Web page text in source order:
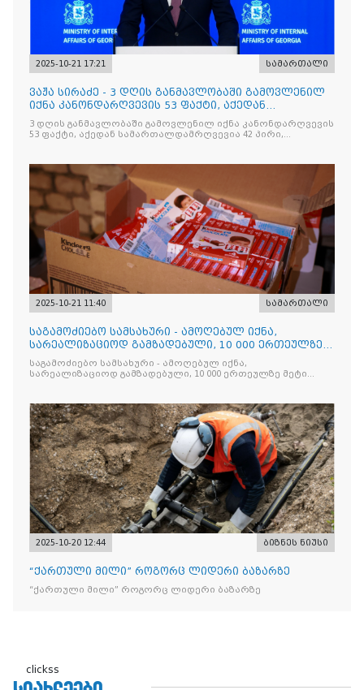
2025-10-21 17:21 სამართალი
ვაჟა სირაძე - 3 დღის განმავლობაში გამოვლენილ
იქნა კანონდარღვევის 53 ფაქტი, აქედან
სამართალდამრღვევია
3 დღის განმავლობაში გამოვლენილ იქნა კანონდარღვევის
53 ფაქტი, აქედან სამართალდამრღვევია 42 პირი,
2025-10-21 11:40 სამართალი
საგამოძიებო სამსახური - ამოღებულ იქნა,
სარეალიზაციოდ გამზადებული, 10 000 ერთეულზე
მეტი „Jacobs Monar
საგამოძიებო სამსახური - ამოღებულ იქნა,
სარეალიზაციოდ გამზადებული, 10 000 ერთეულზე მეტი
„Raffaello”-ს სასაქონლო ნიშნით უკანონო ნიშანდებული
ტკბილეული
2025-10-20 12:44 ბიზნეს ნიუსი
“ქართული მილი” როგორც ლიდერი ბაზარზე
“ქართული მილი” როგორც ლიდერი ბაზარზე
clickss